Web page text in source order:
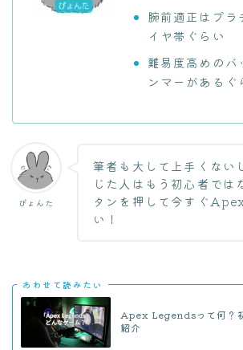
腕前適正はプラ
イヤ帯ぐらい
難易度高めのバ
ンマーがあるぐ
ぴょんた
筆者も大して上手くない
じた人はもう初心者では
タンを押して今すぐ
い！
あわせて読みたい
Apex Legendsって何？
紹介